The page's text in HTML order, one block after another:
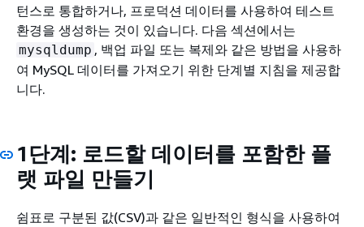
턴스로 통합하거나, 프로덕션 데이터를 사용하여 테스트
환경을 생성하는 것이 있습니다. 다음 섹션에서는
mysqldump , 백업 파일 또는 복제와 같은 방법을 사용하
여 MySQL 데이터를 가져오기 위한 단계별 지침을 제공합
니다.
1단계: 로드할 데이터를 포함한 플
랫 파일 만들기
쉼표로 구분된 값(CSV)과 같은 일반적인 형식을 사용하여